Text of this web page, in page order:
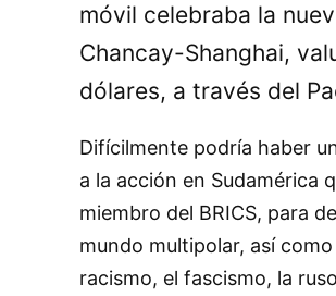
móvil celebraba la
Chancay-Shanghai,
dólares, a través del
Difícilmente podría haber
a la acción en Sudamérica
miembro del BRICS, para
mundo multipolar, así
racismo, el fascismo, la